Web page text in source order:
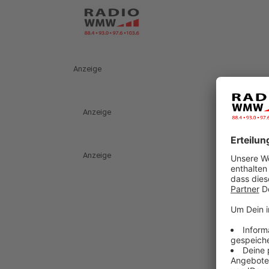
Anzeige
Anzeige
Anzeige